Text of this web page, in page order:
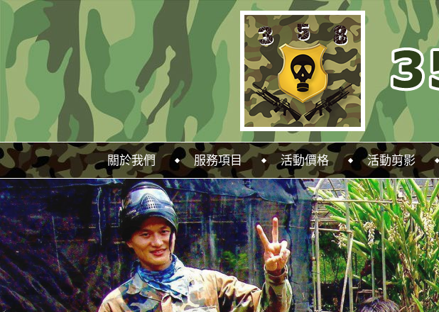
關於我們 服務項目 活動價格 活動剪影